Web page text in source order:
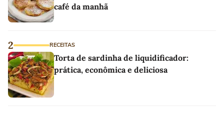
café da manhã
2 RECEITAS
Torta de sardinha de liquidificador:
prática, econômica e deliciosa